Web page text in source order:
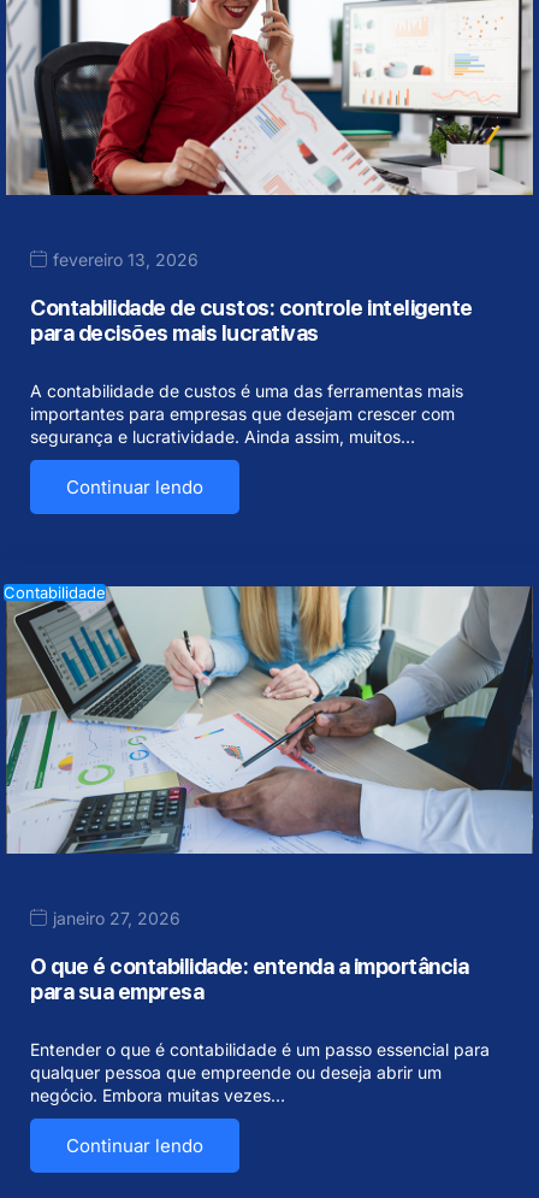
fevereiro 13, 2026
Contabilidade de custos: controle inteligente
para decisões mais lucrativas
A contabilidade de custos é uma das ferramentas mais
importantes para empresas que desejam crescer com
segurança e lucratividade. Ainda assim, muitos…
Continuar lendo
Contabilidade
janeiro 27, 2026
O que é contabilidade: entenda a importância
para sua empresa
Entender o que é contabilidade é um passo essencial para
qualquer pessoa que empreende ou deseja abrir um
negócio. Embora muitas vezes…
Continuar lendo